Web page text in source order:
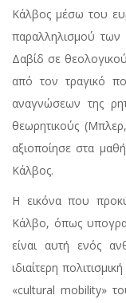
Κάλβος μέσω του
παραλληλισμού
Δαβίδ σε
από τον τραγικό
αναγνώσεων της
θεωρητικούς
αξιοποίησε στα
Κάλβος.
Η εικόνα που
Κάλβο, όπως
είναι αυτή ενός
ιδιαίτερη
«cultural mobility»